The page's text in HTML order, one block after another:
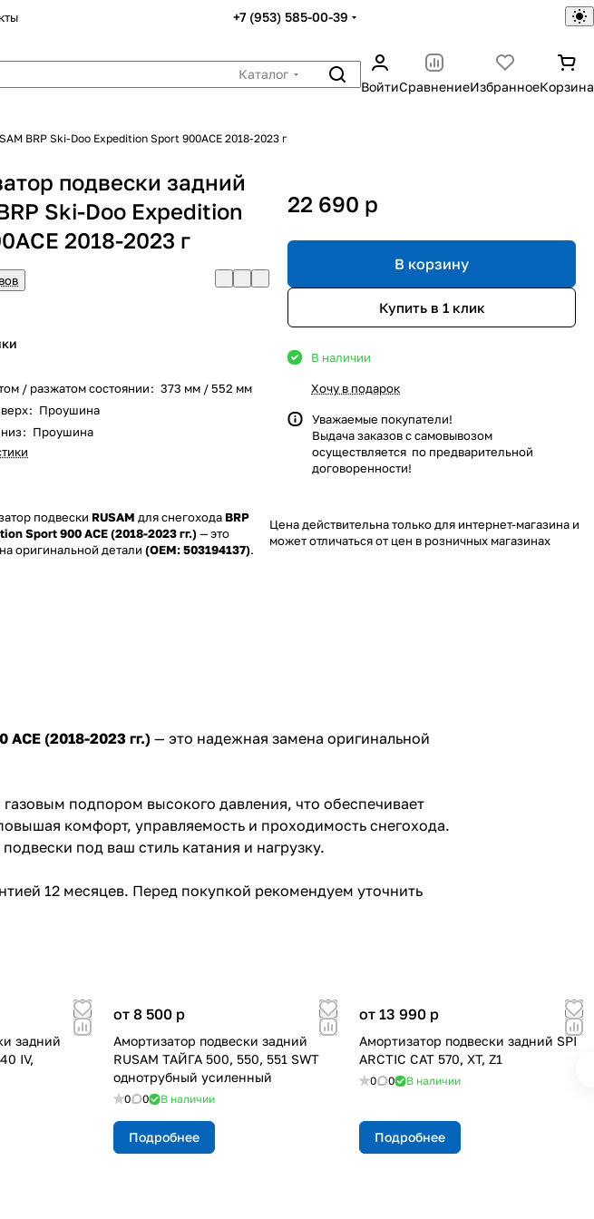
+7 (953) 585-00-39
Каталог
ВойтиСравнениеИзбранноеКорзина
BRP Ski-Doo Expedition Sport 900ACE 2018-2023 г
подвески задний
Ski-Doo Expedition
2018-2023 г
/ разжатом состоянии: 373 мм / 552 мм
: Проушина
: Проушина
подвескиRUSAM для снегоходаBRP
Sport 900 ACE (2018-2023 гг.)— это
оригинальной детали(OEM: 503194137).
по современной однотрубной схеме
и газовым подпором высокого
с гарантией 12 месяцев. Перед
22 690 p
В корзину
Купить в 1 клик
В наличии
Хочу в подарок
Уважаемые покупатели!
Выдача заказов с самовывозом
осуществляется по предварительной
договоренности!
Цена действительна только для интернет-магазина и
может отличаться от цен в розничных магазинах
ACE (2018-2023 гг.) — это надежная замена оригинальной
подпором высокого давления, что обеспечивает
комфорт, управляемость и проходимость снегохода.
под ваш стиль катания и нагрузку.
12 месяцев. Перед покупкой рекомендуем уточнить
задний
IV,
от 8 500 p
Амортизатор подвески задний
RUSAM ТАЙГА 500, 550, 551 SWT
однотрубный усиленный
0 0 В наличии
Подробнее
от 13 990 p
Амортизатор подвески задний SPI
ARCTIC CAT 570, XT, Z1
0 0 В наличии
Подробнее